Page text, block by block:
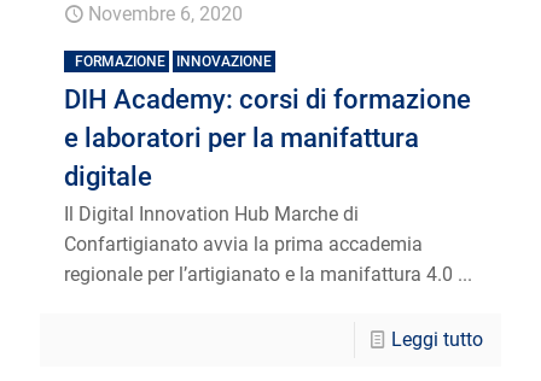
Novembre 6, 2020
FORMAZIONE INNOVAZIONE
DIH Academy: corsi di formazione
e laboratori per la manifattura
digitale
Il Digital Innovation Hub Marche di
Confartigianato avvia la prima accademia
regionale per l’artigianato e la manifattura 4.0 ...
Leggi tutto